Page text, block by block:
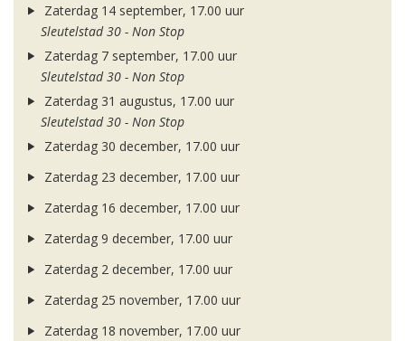
Zaterdag 14 september, 17.00 uur
Sleutelstad 30 - Non Stop
Zaterdag 7 september, 17.00 uur
Sleutelstad 30 - Non Stop
Zaterdag 31 augustus, 17.00 uur
Sleutelstad 30 - Non Stop
Zaterdag 30 december, 17.00 uur
Zaterdag 23 december, 17.00 uur
Zaterdag 16 december, 17.00 uur
Zaterdag 9 december, 17.00 uur
Zaterdag 2 december, 17.00 uur
Zaterdag 25 november, 17.00 uur
Zaterdag 18 november, 17.00 uur